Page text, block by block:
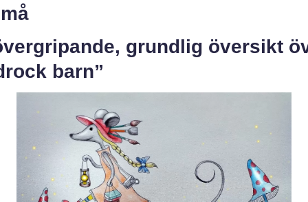
grundlig översikt
barn”